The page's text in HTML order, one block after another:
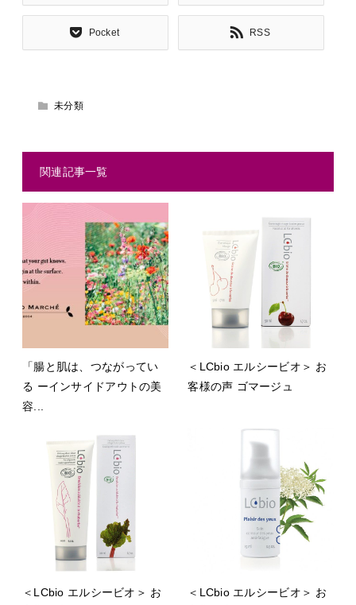
Pocket RSS
未分類
関連記事一覧
「腸と肌は、つながってい
る ーインサイドアウトの美
容...
＜LCbio エルシービオ＞ お
客様の声 ゴマージュ
＜LCbio エルシービオ＞ お
＜LCbio エルシービオ＞ お